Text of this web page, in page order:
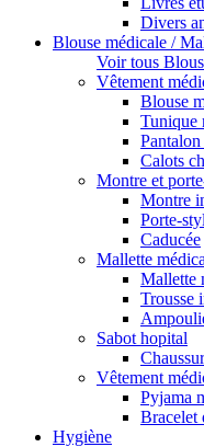
Divers
Blouse médicale /
Voir tous
Vêtement
Blouse
Tunique
Calots
Montre et
Montre
Porte-
Caducée
Mallette
Mallette
Trousse
Sabot hopital
Vêtement
Pyjama
Bracelet
Hygiène